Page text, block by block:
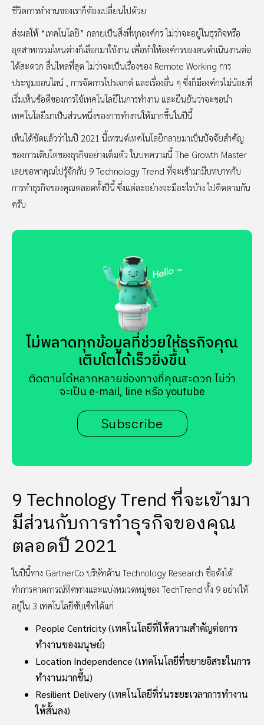
ชีวิตการทำงานของเราก็ต้องเปลี่ยนไปด้วย
ส่งผลให้ “เทคโนโลยี” กลายเป็นสิ่งที่ทุกองค์กร ไม่ว่าจะอยู่ในธุรกิจหรือ
อุตสาหกรรมไหนต่างก็เลือกมาใช้งาน เพื่อทำให้องค์กรของตนดำเนินงานต่อ
ได้สะดวก ลื่นไหลที่สุด ไม่ว่าจะเป็นเรื่องของ Remote Working การ
ประชุมออนไลน์ , การจัดการโปรเจกต์ และเรื่องอื่น ๆ ซึ่งก็มีองค์กรไม่น้อยที่
เริ่มเห็นข้อดีของการใช้เทคโนโลยีในการทำงาน และยืนยันว่าจะขอนำ
เทคโนโลยีมาเป็นส่วนหนึ่งของการทำงานให้มากขึ้นในปีนี้
เห็นได้ชัดแล้วว่าในปี 2021 นี้เทรนด์เทคโนโลยีกลายมาเป็นปัจจัยสำคัญ
ของการเติบโตของธุรกิจอย่างเต็มตัว ในบทความนี้ The Growth Master
เลยขอพาคุณไปรู้จักกับ 9 Technology Trend ที่จะเข้ามามีบทบาทกับ
การทำธุรกิจของคุณตลอดทั้งปีนี้ ซึ่งแต่ละอย่างจะมีอะไรบ้าง ไปติดตามกัน
ครับ
ไม่พลาดทุกข้อมูลที่ช่วยให้ธุรกิจคุณ
เติบโตได้เร็วยิ่งขึ้น
ติดตามได้หลากหลายช่องทางที่คุณสะดวก ไม่ว่า
จะเป็น e-mail, line หรือ youtube
Subscribe
9 Technology Trend ที่จะเข้ามา
มีส่วนกับการทำธุรกิจของคุณ
ตลอดปี 2021
ในปีนี้ทาง GartnerCo บริษัทด้าน Technology Research ชื่อดังได้
ทำการคาดการณ์ทิศทางและแบ่งหมวดหมู่ของ TechTrend ทั้ง 9 อย่างให้
อยู่ใน 3 เทคโนโลยีซับเซ็ทได้แก่
People Centricity (เทคโนโลยีที่ให้ความสำคัญต่อการ
ทำงานของมนุษย์)
Location Independence (เทคโนโลยีที่ขยายอิสระในการ
ทำงานมากขึ้น)
Resilient Delivery (เทคโนโลยีที่ร่นระยะเวลาการทำงาน
ให้สั้นลง)